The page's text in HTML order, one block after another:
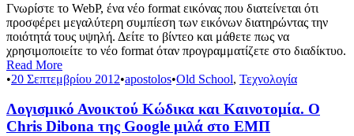
Γνωρίστε το WebP, ένα νέο format εικόνας που διατείνεται ότι
προσφέρει μεγαλύτερη συμπίεση των εικόνων διατηρώντας την
ποιότητά τους υψηλή. Δείτε το βίντεο και μάθετε πως να
χρησιμοποιείτε το νέο format όταν προγραμματίζετε στο διαδίκτυο.
Read More
•20 Σεπτεμβρίου 2012•apostolos•Old School, Τεχνολογία
Λογισμικό Ανοικτού Κώδικα και Καινοτομία. Ο
Chris Dibona της Google μιλά στο ΕΜΠ